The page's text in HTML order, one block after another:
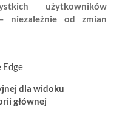
użytkowników
niezależnie od zmian
Edge
dla widoku
głównej